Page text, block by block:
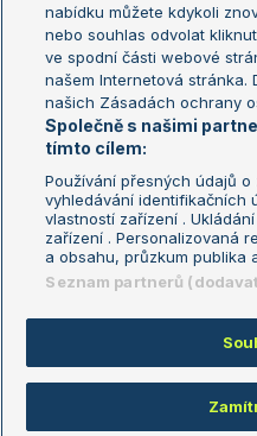
Aktualní trendy
Fotbalové přestupy
Livesport Daily
LS Prague Open
Podmínky užití
GDPR a žurnalistika
Kontakt
Copyright © 2008-2026
nabídku můžete kdykoli
nebo souhlas odvolat
ve spodní části webové
našem Internetová stránka.
našich Zásadách ochrany
Společně s našimi
tímto cílem:
Používání přesných údajů
vyhledávání identifikačních
vlastností zařízení .
zařízení . Personalizovaná
a obsahu, průzkum publika
Seznam partnerů